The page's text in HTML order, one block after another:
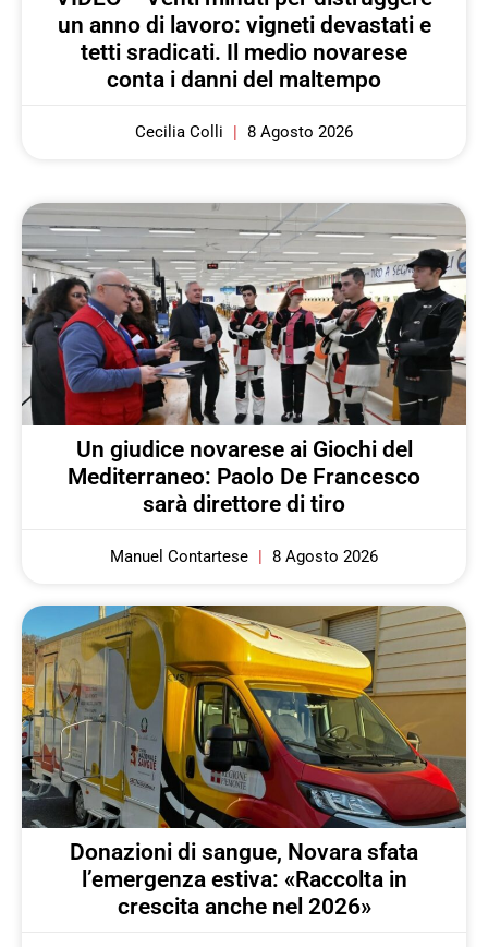
un anno di lavoro: vigneti devastati e
tetti sradicati. Il medio novarese
conta i danni del maltempo
Cecilia Colli 8 Agosto 2026
Un giudice novarese ai Giochi del
Mediterraneo: Paolo De Francesco
sarà direttore di tiro
Manuel Contartese 8 Agosto 2026
Donazioni di sangue, Novara sfata
l’emergenza estiva: «Raccolta in
crescita anche nel 2026»